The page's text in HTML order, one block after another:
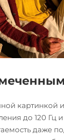
картинкой
до 120 Гц